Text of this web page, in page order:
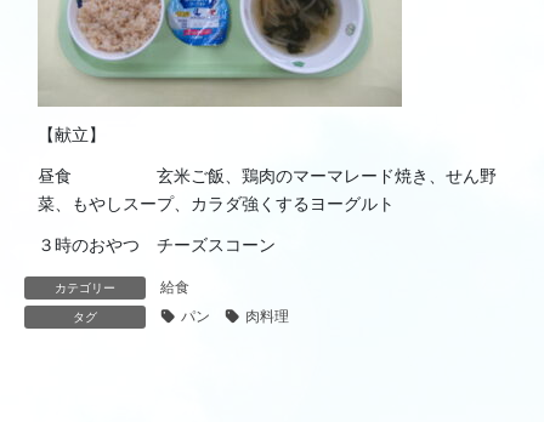
【献立】
昼食 玄米ご飯、鶏肉のマーマレード焼き、せん野
菜、もやしスープ、カラダ強くするヨーグルト
３時のおやつ チーズスコーン
カテゴリー 給食
タグ パン 肉料理